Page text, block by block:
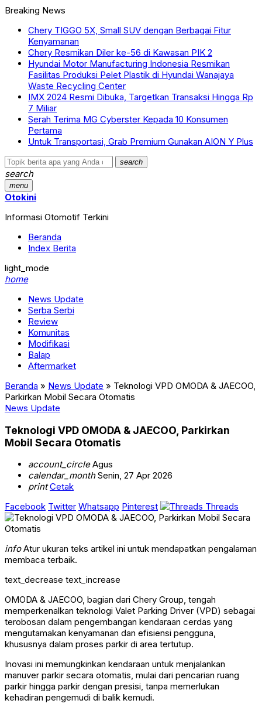
Breaking News
Chery TIGGO 5X, Small SUV dengan Berbagai Fitur
Kenyamanan
Chery Resmikan Diler ke-56 di Kawasan PIK 2
Hyundai Motor Manufacturing Indonesia Resmikan
Fasilitas Produksi Pelet Plastik di Hyundai Wanajaya
Waste Recycling Center
IMX 2024 Resmi Dibuka, Targetkan Transaksi Hingga Rp
7 Miliar
Serah Terima MG Cyberster Kepada 10 Konsumen
Pertama
Untuk Transportasi, Grab Premium Gunakan AION Y Plus
search
search
menu
Otokini
Informasi Otomotif Terkini
Beranda
Index Berita
light_mode
home
News Update
Serba Serbi
Review
Komunitas
Modifikasi
Balap
Aftermarket
Beranda » News Update » Teknologi VPD OMODA & JAECOO,
Parkirkan Mobil Secara Otomatis
News Update
Teknologi VPD OMODA & JAECOO, Parkirkan
Mobil Secara Otomatis
account_circleAgus
calendar_monthSenin, 27 Apr 2026
print Cetak
Facebook Twitter Whatsapp Pinterest Threads
infoAtur ukuran teks artikel ini untuk mendapatkan pengalaman
membaca terbaik.
text_decrease text_increase
OMODA & JAECOO, bagian dari Chery Group, tengah
memperkenalkan teknologi Valet Parking Driver (VPD) sebagai
terobosan dalam pengembangan kendaraan cerdas yang
mengutamakan kenyamanan dan efisiensi pengguna,
khususnya dalam proses parkir di area tertutup.
Inovasi ini memungkinkan kendaraan untuk menjalankan
manuver parkir secara otomatis, mulai dari pencarian ruang
parkir hingga parkir dengan presisi, tanpa memerlukan
kehadiran pengemudi di balik kemudi.